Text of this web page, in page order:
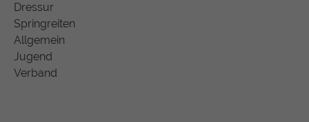
Dressur
Springreiten
Allgemein
Jugend
Verband